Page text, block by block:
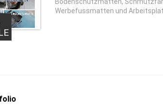
Werbefussmatten und